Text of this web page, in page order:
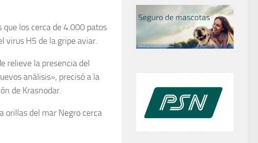
los cerca de 4.000 patos
virus H5 de la gripe aviar.
relieve la presencia del
análisis», precisó a la
de Krasnodar.
orillas del mar Negro cerca